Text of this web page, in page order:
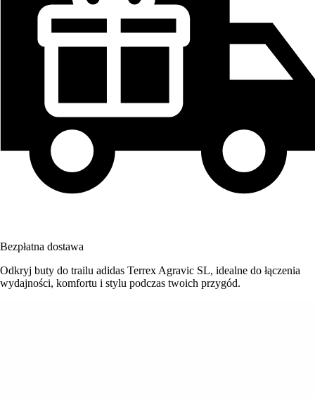
Bezpłatna dostawa
Odkryj buty do trailu adidas Terrex Agravic SL, idealne do łączenia
wydajności, komfortu i stylu podczas twoich przygód.